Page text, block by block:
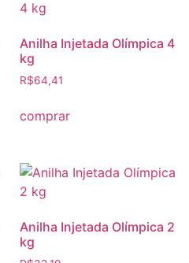
Anilha Injetada Olímpica 4
kg
R$64,41
comprar
Anilha Injetada Olímpica 2
kg